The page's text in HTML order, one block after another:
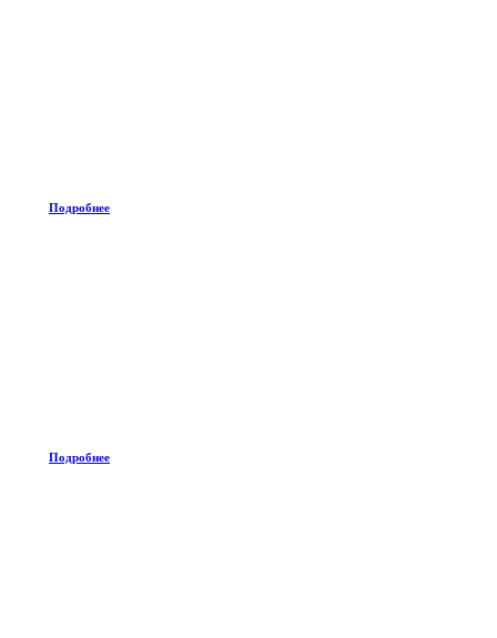
Подробнее
Подробнее